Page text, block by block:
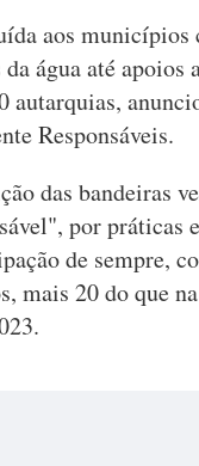
aos
água até
autarquias,
Responsáveis.
das bandeiras
por práticas
de sempre,
mais 20 do que